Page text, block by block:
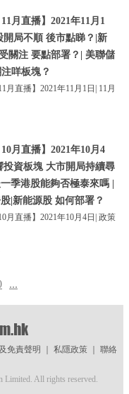
11月直播】2021年11月1
開局不順 後市點睇？|新
關注 要點部署？| 美聯儲
咩板塊？
月直播】2021年11月1日| 11月
10月直播】2021年10月4
投資板塊 大市開局持續尋
季港股能夠否極泰來嗎 |
|新能源股 如何部署？
月直播】2021年10月4日| 政策
...
免責聲明 私隱政策｜ 聯絡
All rights reserved.